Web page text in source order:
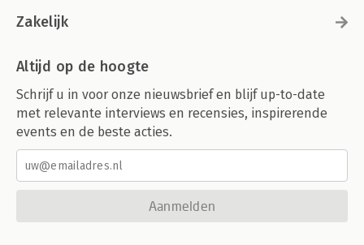
Zakelijk
Altijd op de hoogte
Schrijf u in voor onze nieuwsbrief en blijf up-to-date
met relevante interviews en recensies, inspirerende
events en de beste acties.
Aanmelden